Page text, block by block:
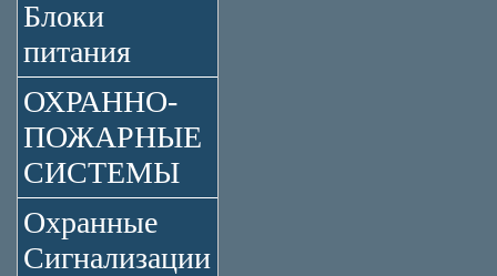
Блоки
питания
ОХРАННО-
ПОЖАРНЫЕ
СИСТЕМЫ
Охранные
Сигнализации